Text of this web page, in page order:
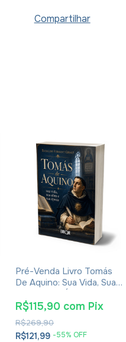
Compartilhar
Pré-Venda Livro Tomás
De Aquino: Sua Vida, Sua
Obra E Sua Época -
Eudaldo Forment Giralt
R$121,99 -55% OFF
R$269,90
R$115,90 com Pix